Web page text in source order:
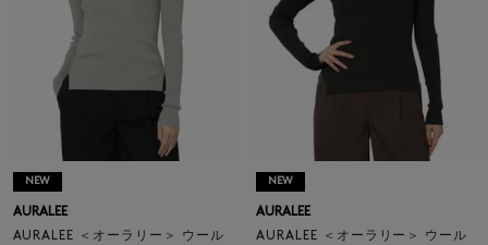
NEW
AURALEE
AURALEE ＜オーラリー＞ ウール
NEW
AURALEE
AURALEE ＜オーラリー＞ ウール